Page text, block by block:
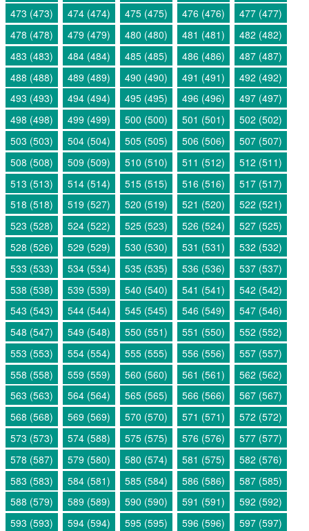
473 (473)
474 (474) 475 (475) 476 (476)
477 (477)
478 (478)
479 (479) 480 (480) 481 (481)
482 (482)
483 (483)
484 (484) 485 (485) 486 (486)
487 (487)
488 (488)
489 (489) 490 (490) 491 (491)
492 (492)
493 (493)
494 (494) 495 (495) 496 (496)
497 (497)
498 (498)
499 (499) 500 (500) 501 (501)
502 (502)
503 (503)
504 (504) 505 (505) 506 (506)
507 (507)
508 (508)
509 (509) 510 (510) 511 (512)
512 (511)
513 (513)
514 (514) 515 (515) 516 (516)
517 (517)
518 (518)
519 (527) 520 (519) 521 (520)
522 (521)
523 (528)
524 (522) 525 (523) 526 (524)
527 (525)
528 (526)
529 (529) 530 (530) 531 (531)
532 (532)
533 (533)
534 (534) 535 (535) 536 (536)
537 (537)
538 (538)
539 (539) 540 (540) 541 (541)
542 (542)
543 (543)
544 (544) 545 (545) 546 (549)
547 (546)
548 (547)
549 (548) 550 (551) 551 (550)
552 (552)
553 (553)
554 (554) 555 (555) 556 (556)
557 (557)
558 (558)
559 (559) 560 (560) 561 (561)
562 (562)
563 (563)
564 (564) 565 (565) 566 (566)
567 (567)
568 (568)
569 (569) 570 (570) 571 (571)
572 (572)
573 (573)
574 (588) 575 (575) 576 (576)
577 (577)
578 (587)
579 (580) 580 (574) 581 (575)
582 (576)
583 (583)
584 (581) 585 (584) 586 (586)
587 (585)
588 (579)
589 (589) 590 (590) 591 (591)
592 (592)
593 (593)
594 (594) 595 (595) 596 (596)
597 (597)